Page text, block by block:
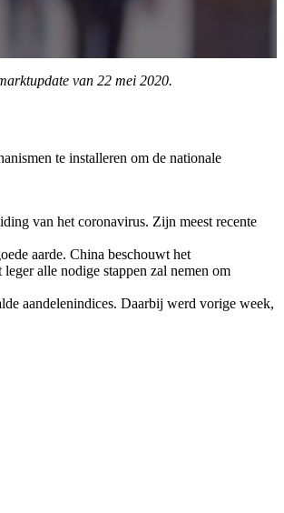
van 22 mei 2020.
te installeren om de nationale
van het coronavirus. Zijn meest recente
aarde. China beschouwt het
alle nodige stappen zal nemen om
aandelenindices. Daarbij werd vorige week,